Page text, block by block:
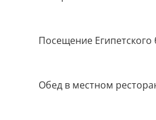
Посещение
Обед в местном